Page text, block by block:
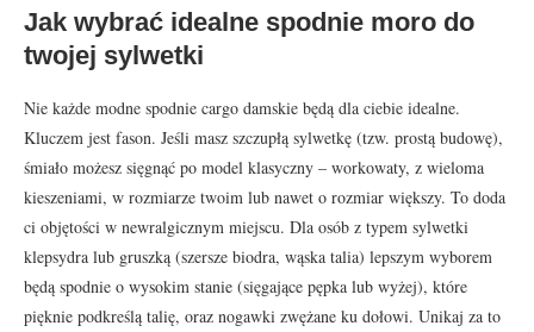
Jak wybrać idealne spodnie moro do
twojej sylwetki
Nie każde modne spodnie cargo damskie będą dla ciebie idealne.
Kluczem jest fason. Jeśli masz szczupłą sylwetkę (tzw. prostą budowę),
śmiało możesz sięgnąć po model klasyczny – workowaty, z wieloma
kieszeniami, w rozmiarze twoim lub nawet o rozmiar większy. To doda
ci objętości w newralgicznym miejscu. Dla osób z typem sylwetki
klepsydra lub gruszką (szersze biodra, wąska talia) lepszym wyborem
będą spodnie o wysokim stanie (sięgające pępka lub wyżej), które
pięknie podkreślą talię, oraz nogawki zwężane ku dołowi. Unikaj za to